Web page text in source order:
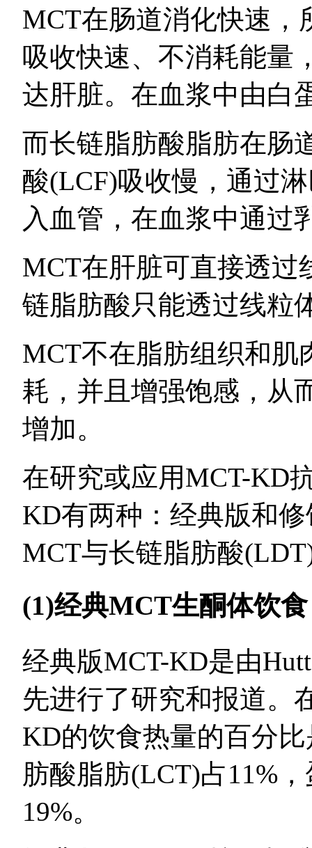
MCT在肠道消化快速，
吸收快速、不消耗能量
达肝脏。在血浆中由白
而长链脂肪酸脂肪在肠
酸(LCF)吸收慢，通过
入血管，在血浆中通过
MCT在肝脏可直接透过
链脂肪酸只能透过线粒
MCT不在脂肪组织和肌
耗，并且增强饱感，从
增加。
在研究或应用MCT-KD
KD有两种：经典版和
MCT与长链脂肪酸
(1)经典MCT生酮体饮食
经典版MCT-KD是由
先进行了研究和报道。
KD的饮食热量的百分
肪酸脂肪(LCT)占11%
19%。